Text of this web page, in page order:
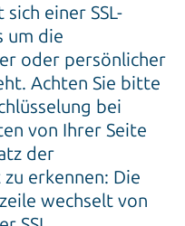
einer SSL-
um die
oder persönlicher
Achten Sie bitte
bei
von Ihrer Seite
der
erkennen: Die
wechselt von